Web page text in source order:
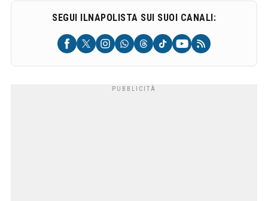
SEGUI ILNAPOLISTA SUI SUOI CANALI: